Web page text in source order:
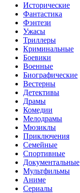
Исторические
Фантастика
Фэнтези
Ужасы
Триллеры
Криминальные
Боевики
Военные
Биографические
Вестерны
Детективы
Драмы
Комедии
Мелодрамы
Мюзиклы
Приключения
Семейные
Спортивные
Документальные
Мультфильмы
Аниме
Сериалы